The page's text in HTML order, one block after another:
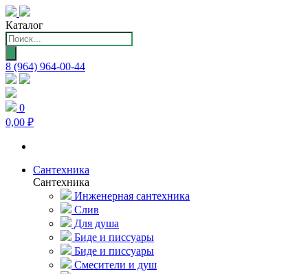
Каталог
Поиск
товаров
8 (964) 964-00-44
0
0,00 ₽
Сантехника
Сантехника
Инженерная сантехника
Слив
Для душа
Биде и писсуары
Биде и писсуары
Смесители и душ